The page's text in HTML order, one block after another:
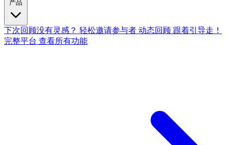
下次回顾没有灵感？ 轻松邀请参与者 动态回顾 跟着引导走！
完整平台 查看所有功能